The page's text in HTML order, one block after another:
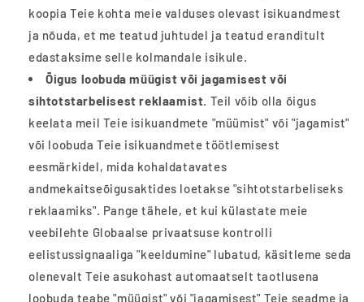
koopia Teie kohta meie valduses olevast isikuandmest
ja nõuda, et me teatud juhtudel ja teatud eranditult
edastaksime selle kolmandale isikule.
Õigus loobuda müügist või jagamisest või
sihtotstarbelisest reklaamist. Teil võib olla õigus
keelata meil Teie isikuandmete "müümist" või "jagamist"
või loobuda Teie isikuandmete töötlemisest
eesmärkidel, mida kohaldatavates
andmekaitseõigusaktides loetakse "sihtotstarbeliseks
reklaamiks". Pange tähele, et kui külastate meie
veebilehte Globaalse privaatsuse kontrolli
eelistussignaaliga "keeldumine" lubatud, käsitleme seda
olenevalt Teie asukohast automaatselt taotlusena
loobuda teabe "müügist" või "jagamisest" Teie seadme ja